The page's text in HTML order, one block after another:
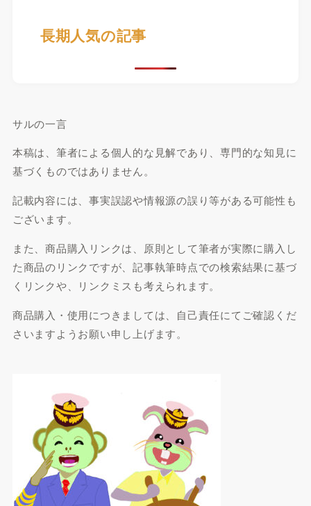
長期人気の記事
サルの一言
本稿は、筆者による個人的な見解であり、専門的な知見に
基づくものではありません。
記載内容には、事実誤認や情報源の誤り等がある可能性も
ございます。
また、商品購入リンクは、原則として筆者が実際に購入し
た商品のリンクですが、記事執筆時点での検索結果に基づ
くリンクや、リンクミスも考えられます。
商品購入・使用につきましては、自己責任にてご確認くだ
さいますようお願い申し上げます。